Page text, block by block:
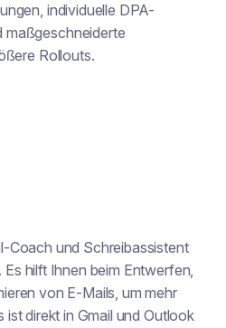
individuelle DPA-
maßgeschneiderte
Rollouts.
Coach und Schreibassistent
hilft Ihnen beim Entwerfen,
von E-Mails, um mehr
direkt in Gmail und Outlook